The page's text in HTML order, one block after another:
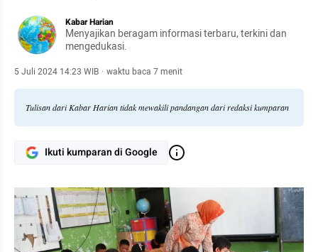
Kabar Harian
Menyajikan beragam informasi terbaru, terkini dan
mengedukasi.
5 Juli 2024 14:23 WIB · waktu baca 7 menit
Tulisan dari Kabar Harian tidak mewakili pandangan dari redaksi kumparan
Ikuti kumparan di Google